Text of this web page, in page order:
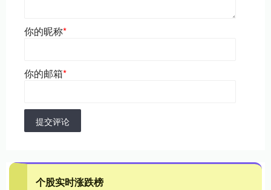
你的昵称*
你的邮箱*
提交评论
个股实时涨跌榜